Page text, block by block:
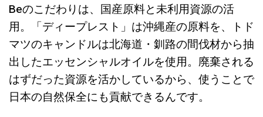
Beのこだわりは、国産原料と未利用資源の活
用。「ディープレスト」は沖縄産の原料を、トド
マツのキャンドルは北海道・釧路の間伐材から抽
出したエッセンシャルオイルを使用。廃棄される
はずだった資源を活かしているから、使うことで
日本の自然保全にも貢献できるんです。